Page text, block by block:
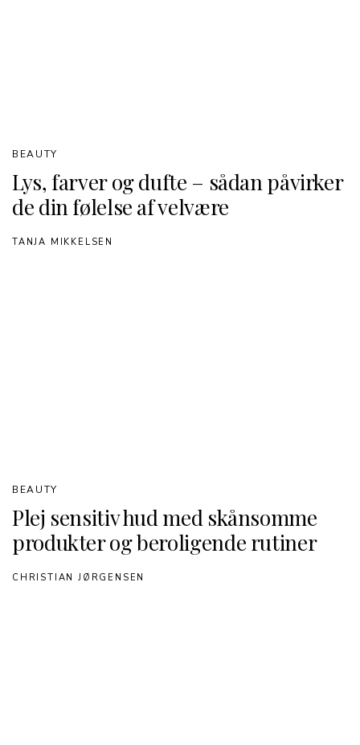
Lys, farver og dufte – sådan påvirker
de din følelse af velvære
BEAUTY
TANJA MIKKELSEN
Plej sensitiv hud med skånsomme
produkter og beroligende rutiner
BEAUTY
CHRISTIAN JØRGENSEN